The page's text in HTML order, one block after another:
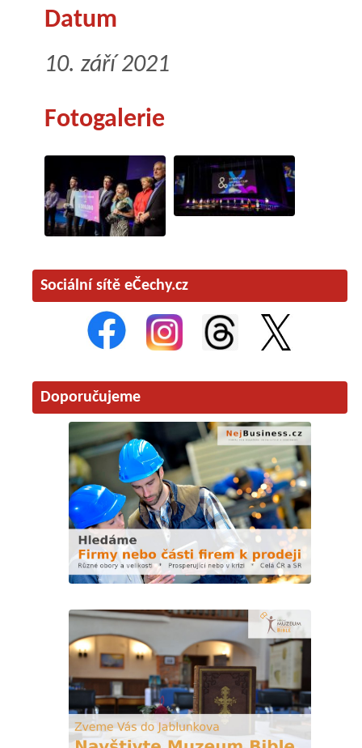
Datum
10. září 2021
Fotogalerie
Sociální sítě eČechy.cz
Doporučujeme